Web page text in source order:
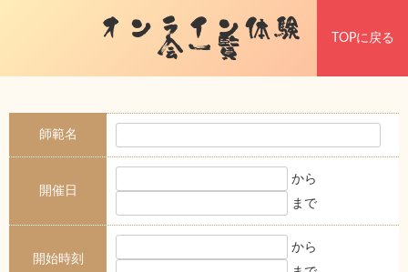
オンライン体験
会一覧 TOPに戻る
師範名
開催日
から
まで
開始時刻
から